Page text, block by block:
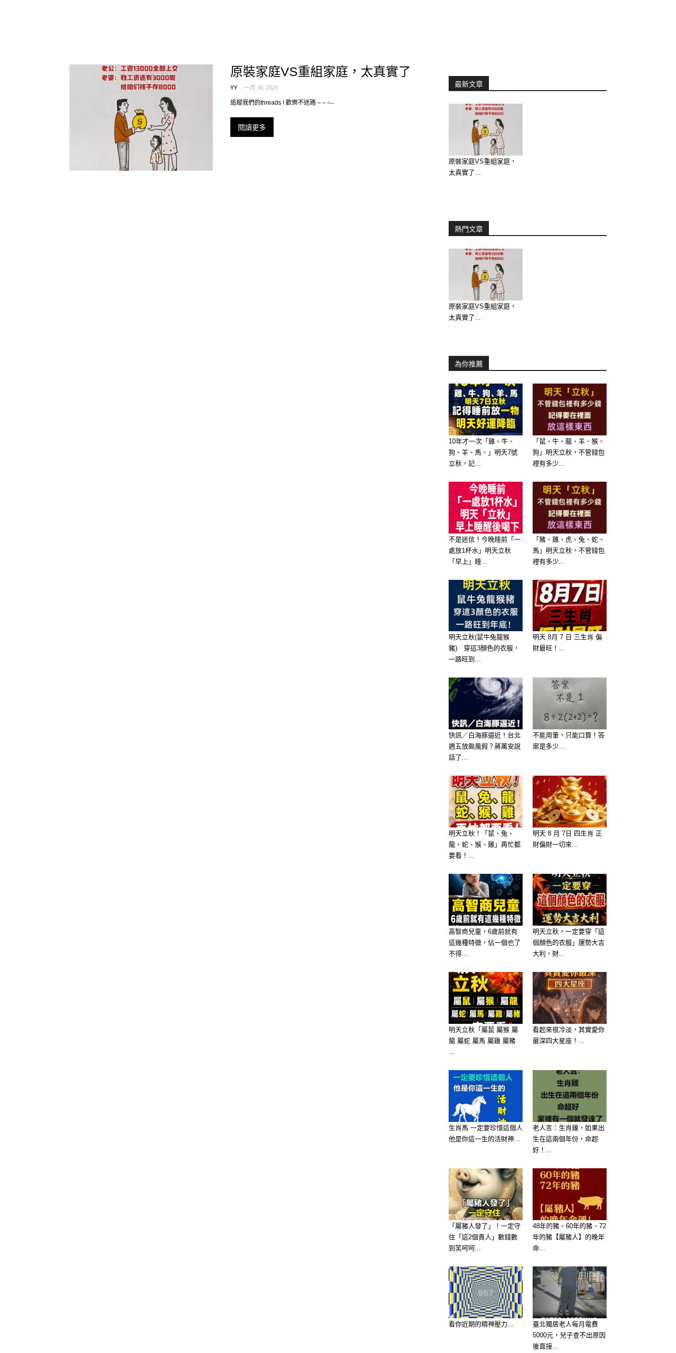
原裝家庭VS重組家庭，太真實了
YY - 一月 30, 2025
追蹤我們的threads ! 歡樂不迷路 – – – ̵
閱讀更多
最新文章
原裝家庭VS重組家庭，
太真實了...
熱門文章
原裝家庭VS重組家庭，
太真實了...
為你推薦
10年才一次「雞、牛、
狗、羊、馬、」明天7號
立秋，記...
「鼠、牛、龍、羊、猴、
狗」明天立秋，不管錢包
裡有多少...
不是迷信！今晚睡前「一
處放1杯水」明天立秋
「早上」睡...
「豬、雞、虎、兔、蛇、
馬」明天立秋，不管錢包
裡有多少...
明天立秋(鼠牛兔龍猴
豬) 穿這3顏色的衣服，
一路旺到...
明天 8月 7 日 三生肖 偏
財最旺！...
快訊／白海豚逼近！台北
週五放颱風假？蔣萬安說
話了...
不能用筆，只能口算！答
案是多少...
明天立秋！「鼠、兔、
龍、蛇、猴、雞」再忙都
要看！...
明天 8 月 7日 四生肖 正
財偏財一切來...
高智商兒童，6歲前就有
這幾種特徵，佔一個也了
不得...
明天立秋，一定要穿「這
個顏色的衣服」運勢大吉
大利，財...
明天立秋「屬鼠 屬猴 屬
龍 屬蛇 屬馬 屬雞 屬豬
看起來很冷淡，其實愛你
最深四大星座！...
生肖馬 一定要珍惜這個人
他是你這一生的活財神...
老人言：生肖雞，如果出
生在這兩個年份，命超
好！...
「屬豬人發了」！一定守
住「這2個貴人」數錢數
到笑呵呵...
48年的豬、60年的豬、72
年的豬【屬豬人】的晚年
命...
看你近期的精神壓力...
臺北獨居老人每月電費
5000元，兒子查不出原因
後直接...